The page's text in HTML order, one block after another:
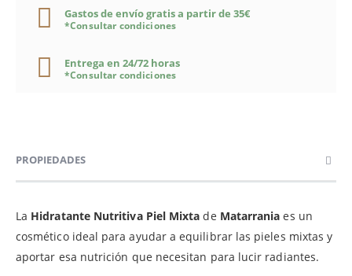
Gastos de envío gratis a partir de 35€
*Consultar condiciones
Entrega en 24/72 horas
*Consultar condiciones
PROPIEDADES
La Hidratante Nutritiva Piel Mixta de Matarrania es un
cosmético ideal para ayudar a equilibrar las pieles mixtas y
aportar esa nutrición que necesitan para lucir radiantes.